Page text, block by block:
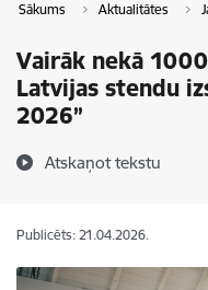
Sākums Aktualitātes
Vairāk nekā
Latvijas stendu
2026”
Atskaņot tekstu
Publicēts: 21.04.2026.